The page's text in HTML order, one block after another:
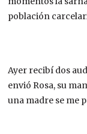
población
Ayer recibí dos
envió Rosa, su
una madre se me